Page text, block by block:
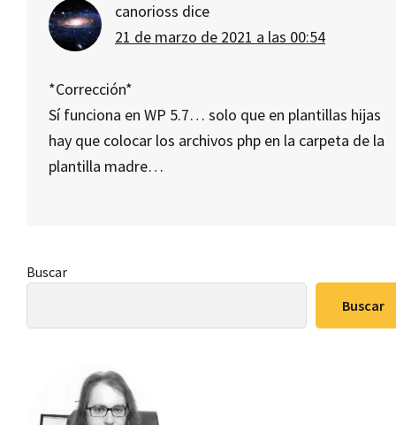
canorioss dice
21 de marzo de 2021 a las 00:54
*Corrección*
Sí funciona en WP 5.7… solo que en plantillas hijas
hay que colocar los archivos php en la carpeta de la
plantilla madre…
Barra
Buscar
Buscar